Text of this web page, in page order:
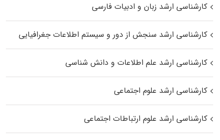
کارشناسی ارشد زبان و ادبیات فارسی
کارشناسی ارشد سنجش از دور و سیستم اطلاعات جغرافیایی
کارشناسی ارشد علم اطلاعات و دانش شناسی
کارشناسی ارشد علوم اجتماعی
کارشناسی ارشد علوم ارتباطات اجتماعی